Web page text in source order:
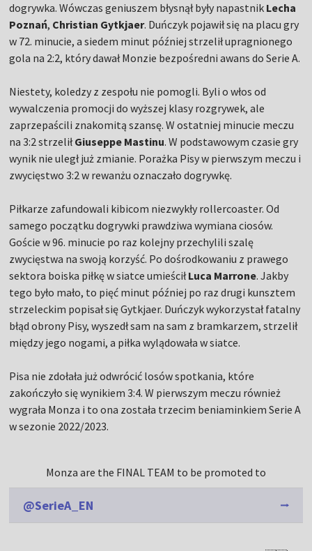
dogrywka. Wówczas geniuszem błysnął były napastnik Lecha
Poznań, Christian Gytkjaer. Duńczyk pojawił się na placu gry
w 72. minucie, a siedem minut później strzelił upragnionego
gola na 2:2, który dawał Monzie bezpośredni awans do Serie A.
Niestety, koledzy z zespołu nie pomogli. Byli o włos od
wywalczenia promocji do wyższej klasy rozgrywek, ale
zaprzepaścili znakomitą szansę. W ostatniej minucie meczu
na 3:2 strzeliłGiuseppe Mastinu. W podstawowym czasie gry
wynik nie uległ już zmianie. Porażka Pisy w pierwszym meczu i
zwycięstwo 3:2 w rewanżu oznaczało dogrywkę.
Piłkarze zafundowali kibicom niezwykły rollercoaster. Od
samego początku dogrywki prawdziwa wymiana ciosów.
Goście w 96. minucie po raz kolejny przechylili szalę
zwycięstwa na swoją korzyść. Po dośrodkowaniu z prawego
sektora boiska piłkę w siatce umieściłLuca Marrone. Jakby
tego było mało, to pięć minut później po raz drugi kunsztem
strzeleckim popisał się Gytkjaer. Duńczyk wykorzystał fatalny
błąd obrony Pisy, wyszedł sam na sam z bramkarzem, strzelił
między jego nogami, a piłka wylądowała w siatce.
Pisa nie zdołała już odwrócić losów spotkania, które
zakończyło się wynikiem 3:4. W pierwszym meczu również
wygrała Monza i to ona została trzecim beniaminkiem Serie A
w sezonie 2022/2023.
Monza are the FINAL TEAM to be promoted to
@SerieA_EN